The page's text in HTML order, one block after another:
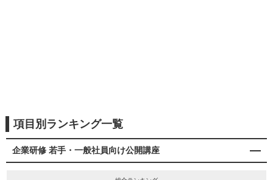
項目別ランキング一覧
企業研修 若手・一般社員向け公開講座